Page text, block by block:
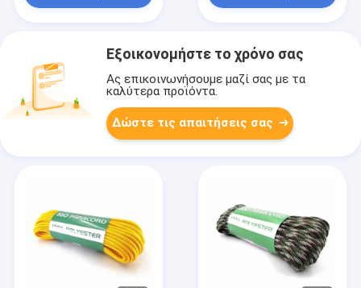
Εξοικονομήστε το χρόνο σας
Ας επικοινωνήσουμε μαζί σας με τα
καλύτερα προϊόντα.
Δώστε τις απαιτήσεις σας